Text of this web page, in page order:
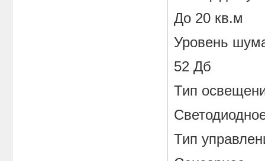
До 20 кв.м
Уровень
52 Дб
Тип
Тип